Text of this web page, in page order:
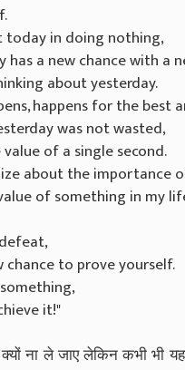
today in doing nothing,
a new chance with a
about yesterday.
happens for the best
was not wasted,
of a single second.
about the importance
of something in my
to prove yourself.
it!"
ना ले जाए लेकिन कभी भी